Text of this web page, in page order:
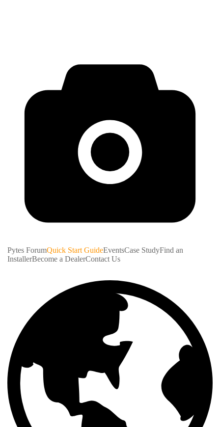
Pytes ForumQuick Start GuideEventsCase StudyFind an
InstallerBecome a DealerContact Us